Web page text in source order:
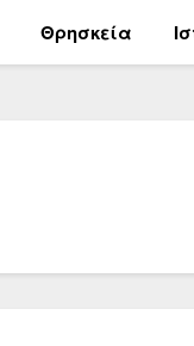
Θρησκεία